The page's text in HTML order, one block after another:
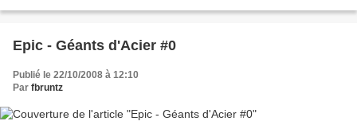
Epic - Géants d'Acier #0
Publié le 22/10/2008 à 12:10
Par fbruntz